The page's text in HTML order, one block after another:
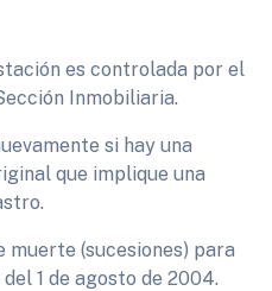
es controlada por el
Inmobiliaria.
si hay una
que implique una
muerte (sucesiones) para
1 de agosto de 2004.